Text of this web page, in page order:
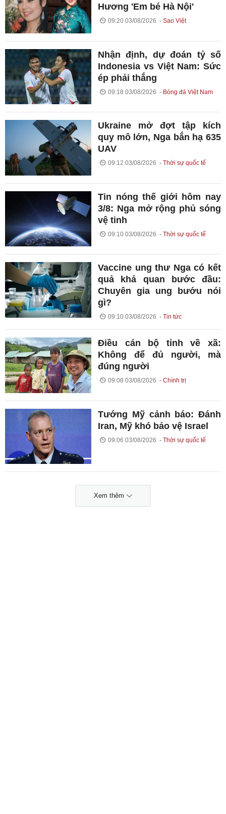
Hương 'Em bé Hà Nội'
09:20 03/08/2026 Sao Việt
Nhận định, dự đoán tỷ số
Indonesia vs Việt Nam: Sức
ép phải thắng
09:18 03/08/2026 Bóng đá Việt Nam
Ukraine mở đợt tập kích
quy mô lớn, Nga bắn hạ 635
UAV
09:12 03/08/2026 Thời sự quốc tế
Tin nóng thế giới hôm nay
3/8: Nga mở rộng phủ sóng
vệ tinh
09:10 03/08/2026 Thời sự quốc tế
Vaccine ung thư Nga có kết
quả khả quan bước đầu:
Chuyên gia ung bướu nói
gì?
09:10 03/08/2026 Tin tức
Điều cán bộ tỉnh về xã:
Không để đủ người, mà
đúng người
09:08 03/08/2026 Chính trị
Tướng Mỹ cảnh báo: Đánh
Iran, Mỹ khó bảo vệ Israel
09:06 03/08/2026 Thời sự quốc tế
Xem thêm